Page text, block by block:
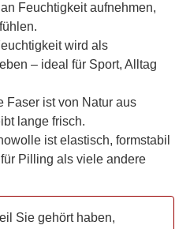
Feuchtigkeit aufnehmen,
wird als
– ideal für Sport, Alltag
Faser ist von Natur aus
lange frisch.
ist elastisch, formstabil
Pilling als viele andere
Sie gehört haben,